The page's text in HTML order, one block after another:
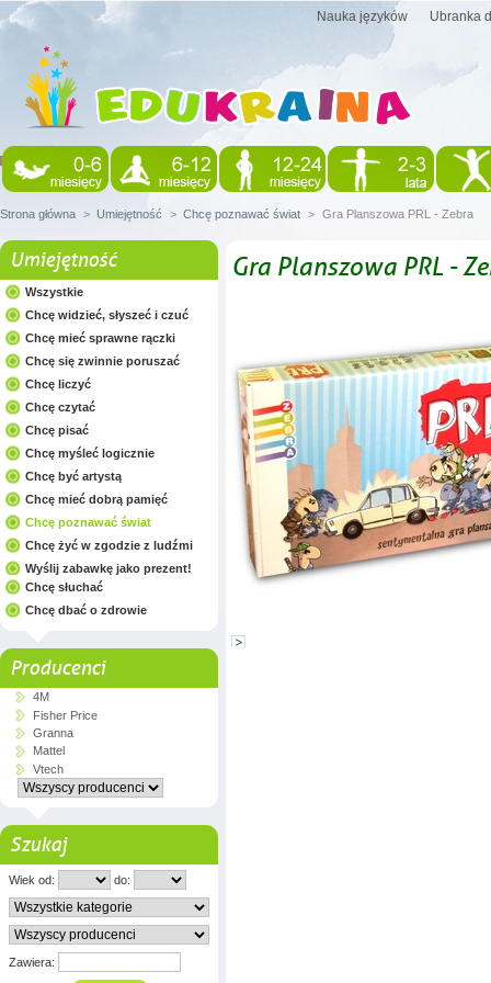
Nauka języków Ubranka
Strona główna > Umiejętność > Chcę poznawać świat > Gra Planszowa PRL - Zebra
Umiejętność
Wszystkie
Chcę widzieć, słyszeć i czuć
Chcę mieć sprawne rączki
Chcę się zwinnie poruszać
Chcę liczyć
Chcę czytać
Chcę pisać
Chcę myśleć logicznie
Chcę być artystą
Chcę mieć dobrą pamięć
Chcę poznawać świat
Chcę żyć w zgodzie z ludźmi
Wyślij zabawkę jako prezent!
Chcę słuchać
Chcę dbać o zdrowie
Producenci
4M
Fisher Price
Granna
Mattel
Vtech
Szukaj
Wiek od: do:
Zawiera:
Gra Planszowa PRL -